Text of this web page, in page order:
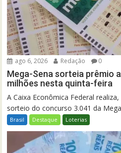
ago 6, 2026 Redação 0
Mega-Sena sorteia prêmio
milhões nesta quinta-feira
A Caixa Econômica Federal
sorteio do concurso 3.041 da
Brasil Destaque Loterias